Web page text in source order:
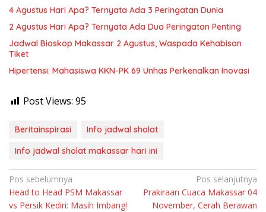
4 Agustus Hari Apa? Ternyata Ada 3 Peringatan Dunia
2 Agustus Hari Apa? Ternyata Ada Dua Peringatan Penting
Jadwal Bioskop Makassar 2 Agustus, Waspada Kehabisan
Tiket
Hipertensi: Mahasiswa KKN-PK 69 Unhas Perkenalkan Inovasi
Post Views: 95
Beritainspirasi
Info jadwal sholat
Info jadwal sholat makassar hari ini
Navigasi
pos
Pos sebelumnya
Head to Head PSM Makassar
vs Persik Kediri: Masih Imbang!
Pos selanjutnya
Prakiraan Cuaca Makassar 04
November, Cerah Berawan